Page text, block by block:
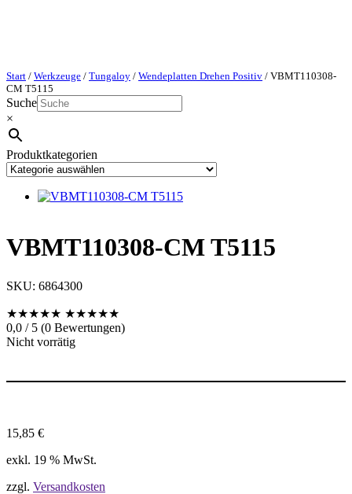
Start / Werkzeuge / Tungaloy / Wendeplatten Drehen Positiv / VBMT110308-
CM T5115
Suche
×
Produktkategorien
VBMT110308-CM T5115
SKU: 6864300
★★★★★ ★★★★★
0,0 / 5 (0 Bewertungen)
Nicht vorrätig
15,85 €
exkl. 19 % MwSt.
zzgl. Versandkosten